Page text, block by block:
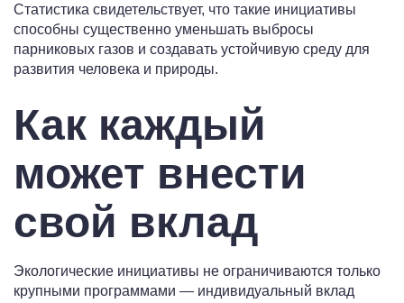
Статистика свидетельствует, что такие инициативы
способны существенно уменьшать выбросы
парниковых газов и создавать устойчивую среду для
развития человека и природы.
Как каждый
может внести
свой вклад
Экологические инициативы не ограничиваются только
крупными программами — индивидуальный вклад